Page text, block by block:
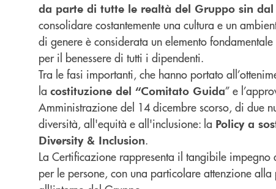
da parte di tutte le realtà del Gruppo sin dal
consolidare costantemente una cultura e un
di genere è considerata un elemento
per il benessere di tutti i dipendenti.
Tra le fasi importanti, che hanno portato
la costituzione del “Comitato Guida” e
Amministrazione del 14 dicembre scorso, di due
diversità, all'equità e all'inclusione: la Policy a
Diversity & Inclusion.
La Certificazione rappresenta il tangibile
per le persone, con una particolare attenzione